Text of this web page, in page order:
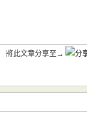
將此文章分享至→